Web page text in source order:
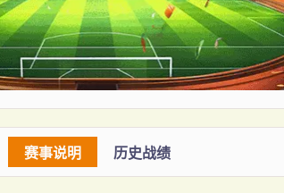
赛事说明 历史战绩